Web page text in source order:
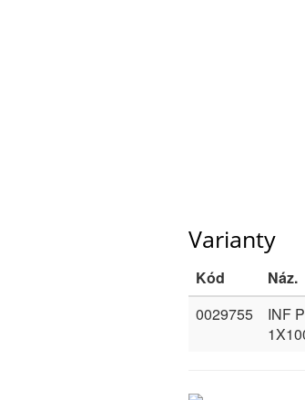
Varianty
Kód Náz.
0029755
INF